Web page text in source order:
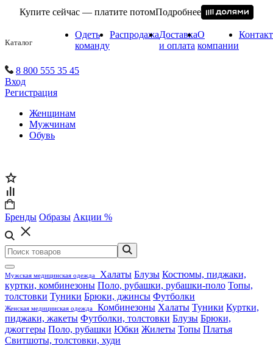
Купите сейчас — платите потомПодробнее
Каталог
Одеть
команду
РаспродажаДоставка
и оплата
О
компании
8 800 555 35 45
Вход
Регистрация
Женщинам
Мужчинам
Обувь
Бренды Образы Акции %
Мужская медицинская одежда Халаты Блузы Костюмы, пиджаки,
куртки, комбинезоны Поло, рубашки, рубашки-поло Топы,
толстовки Туники Брюки, джинсы Футболки
Женская медицинская одежда Комбинезоны Халаты Туники Куртки,
пиджаки, жакеты Футболки, толстовки Блузы Брюки,
джоггеры Поло, рубашки Юбки Жилеты Топы Платья
Свитшоты, толстовки, худи